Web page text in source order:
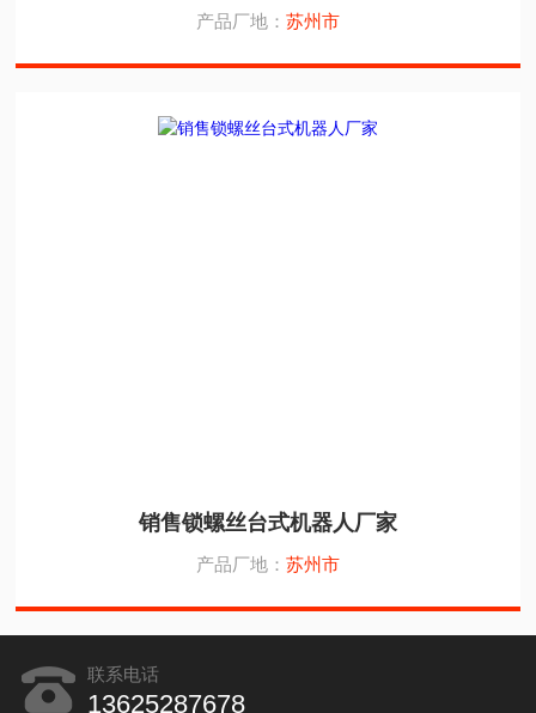
产品厂地： 苏州市
销售锁螺丝台式机器人厂家
产品厂地： 苏州市
联系电话
13625287678